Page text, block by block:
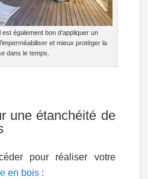
est également bon d’appliquer un
et mieux protéger la
dans le temps.
une étanchéité de
pour réaliser votre
en bois :